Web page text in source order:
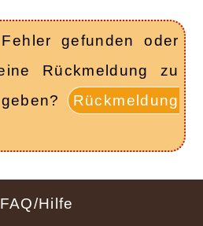
gefunden oder
Rückmeldung zu
Rückmeldung
FAQ/Hilfe